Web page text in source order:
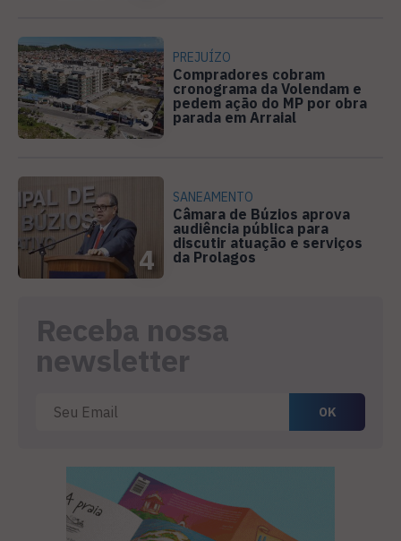
3
PREJUÍZO
Compradores cobram
cronograma da Volendam e
pedem ação do MP por obra
parada em Arraial
4
SANEAMENTO
Câmara de Búzios aprova
audiência pública para
discutir atuação e serviços
da Prolagos
Receba nossa
newsletter